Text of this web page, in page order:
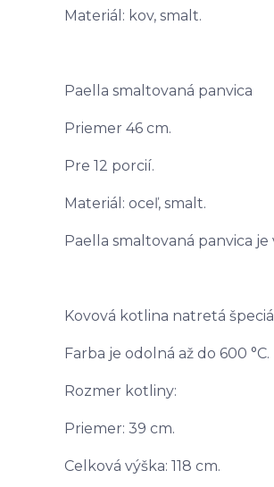
Materiál: kov, smalt.
Paella smaltovaná panvica
Priemer 46 cm.
Pre 12 porcií.
Materiál: oceľ, smalt.
Paella smaltovaná panvica
Kovová kotlina natretá
Farba je odolná až do 600 °C.
Rozmer kotliny:
Priemer: 39 cm.
Celková výška: 118 cm.